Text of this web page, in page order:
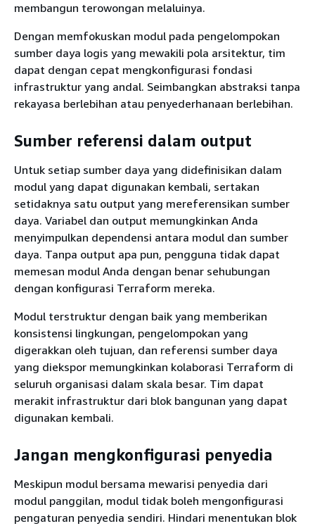
membangun terowongan melaluinya.
Dengan memfokuskan modul pada pengelompokan
sumber daya logis yang mewakili pola arsitektur, tim
dapat dengan cepat mengkonfigurasi fondasi
infrastruktur yang andal. Seimbangkan abstraksi tanpa
rekayasa berlebihan atau penyederhanaan berlebihan.
Sumber referensi dalam output
Untuk setiap sumber daya yang didefinisikan dalam
modul yang dapat digunakan kembali, sertakan
setidaknya satu output yang mereferensikan sumber
daya. Variabel dan output memungkinkan Anda
menyimpulkan dependensi antara modul dan sumber
daya. Tanpa output apa pun, pengguna tidak dapat
memesan modul Anda dengan benar sehubungan
dengan konfigurasi Terraform mereka.
Modul terstruktur dengan baik yang memberikan
konsistensi lingkungan, pengelompokan yang
digerakkan oleh tujuan, dan referensi sumber daya
yang diekspor memungkinkan kolaborasi Terraform di
seluruh organisasi dalam skala besar. Tim dapat
merakit infrastruktur dari blok bangunan yang dapat
digunakan kembali.
Jangan mengkonfigurasi penyedia
Meskipun modul bersama mewarisi penyedia dari
modul panggilan, modul tidak boleh mengonfigurasi
pengaturan penyedia sendiri. Hindari menentukan blok